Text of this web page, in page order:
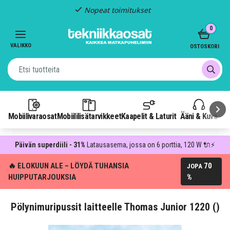
Nopeat toimitukset
VALIKKO
MobiilivaraosatMobiililisätarvikkeetKaapelit & Laturit Ääni & Kuva
0
OSTOSKORI
Päivän superdiili - 31% Latausasema, jossa on 6 porttia, 120 W 🔌⚡
🔥 ELOKUUN ALE – LÖYDÄ TUHANSIA
HUIPPUTARJOUKSIA
JOPA 70
%
Pölynimuripussit laitteelle Thomas Junior 1220 ()